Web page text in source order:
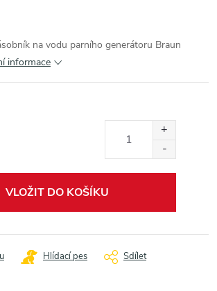
na vodu parního generátoru Braun
informace
VLOŽIT DO KOŠÍKU
Hlídací pes Sdílet